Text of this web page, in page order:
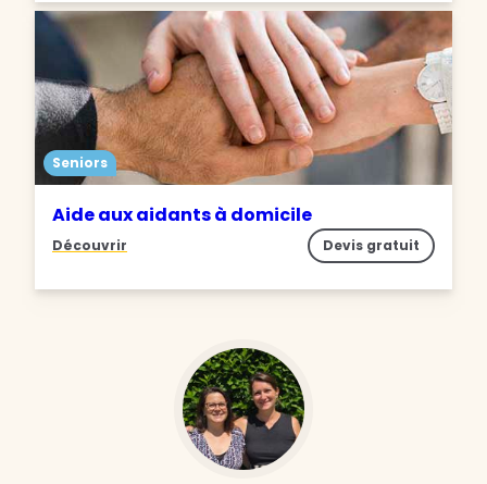
Seniors
Aide aux aidants à domicile
Découvrir Devis gratuit